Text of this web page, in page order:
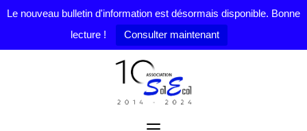
Le nouveau bulletin d'information est désormais disponible. Bonne
lecture !
Consulter maintenant